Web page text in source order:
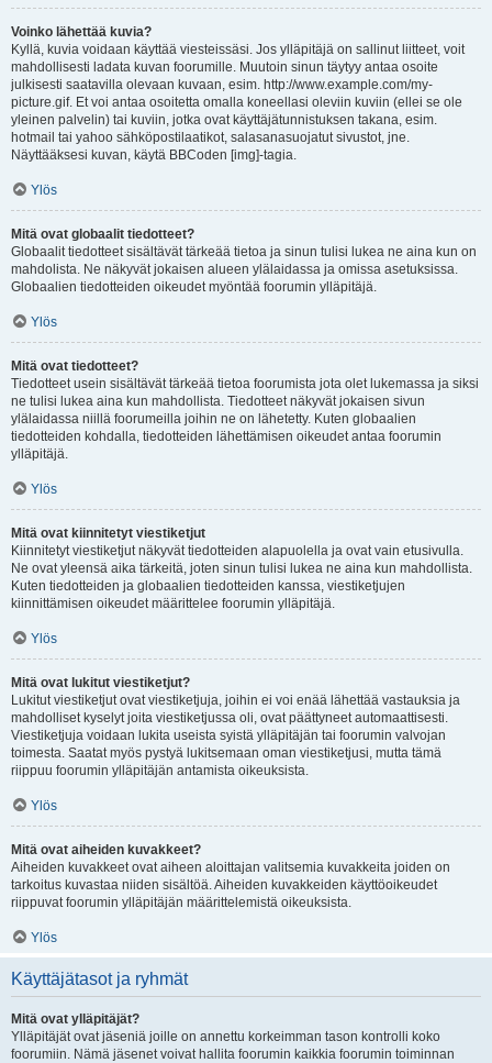
Voinko lähettää kuvia?
Kyllä, kuvia voidaan käyttää viesteissäsi. Jos ylläpitäjä on sallinut liitteet, voit
mahdollisesti ladata kuvan foorumille. Muutoin sinun täytyy antaa osoite
julkisesti saatavilla olevaan kuvaan, esim. http://www.example.com/my-
picture.gif. Et voi antaa osoitetta omalla koneellasi oleviin kuviin (ellei se ole
yleinen palvelin) tai kuviin, jotka ovat käyttäjätunnistuksen takana, esim.
hotmail tai yahoo sähköpostilaatikot, salasanasuojatut sivustot, jne.
Näyttääksesi kuvan, käytä BBCoden [img]-tagia.
Ylös
Mitä ovat globaalit tiedotteet?
Globaalit tiedotteet sisältävät tärkeää tietoa ja sinun tulisi lukea ne aina kun on
mahdolista. Ne näkyvät jokaisen alueen ylälaidassa ja omissa asetuksissa.
Globaalien tiedotteiden oikeudet myöntää foorumin ylläpitäjä.
Ylös
Mitä ovat tiedotteet?
Tiedotteet usein sisältävät tärkeää tietoa foorumista jota olet lukemassa ja siksi
ne tulisi lukea aina kun mahdollista. Tiedotteet näkyvät jokaisen sivun
ylälaidassa niillä foorumeilla joihin ne on lähetetty. Kuten globaalien
tiedotteiden kohdalla, tiedotteiden lähettämisen oikeudet antaa foorumin
ylläpitäjä.
Ylös
Mitä ovat kiinnitetyt viestiketjut
Kiinnitetyt viestiketjut näkyvät tiedotteiden alapuolella ja ovat vain etusivulla.
Ne ovat yleensä aika tärkeitä, joten sinun tulisi lukea ne aina kun mahdollista.
Kuten tiedotteiden ja globaalien tiedotteiden kanssa, viestiketjujen
kiinnittämisen oikeudet määrittelee foorumin ylläpitäjä.
Ylös
Mitä ovat lukitut viestiketjut?
Lukitut viestiketjut ovat viestiketjuja, joihin ei voi enää lähettää vastauksia ja
mahdolliset kyselyt joita viestiketjussa oli, ovat päättyneet automaattisesti.
Viestiketjuja voidaan lukita useista syistä ylläpitäjän tai foorumin valvojan
toimesta. Saatat myös pystyä lukitsemaan oman viestiketjusi, mutta tämä
riippuu foorumin ylläpitäjän antamista oikeuksista.
Ylös
Mitä ovat aiheiden kuvakkeet?
Aiheiden kuvakkeet ovat aiheen aloittajan valitsemia kuvakkeita joiden on
tarkoitus kuvastaa niiden sisältöä. Aiheiden kuvakkeiden käyttöoikeudet
riippuvat foorumin ylläpitäjän määrittelemistä oikeuksista.
Ylös
Käyttäjätasot ja ryhmät
Mitä ovat ylläpitäjät?
Ylläpitäjät ovat jäseniä joille on annettu korkeimman tason kontrolli koko
foorumiin. Nämä jäsenet voivat hallita foorumin kaikkia foorumin toiminnan